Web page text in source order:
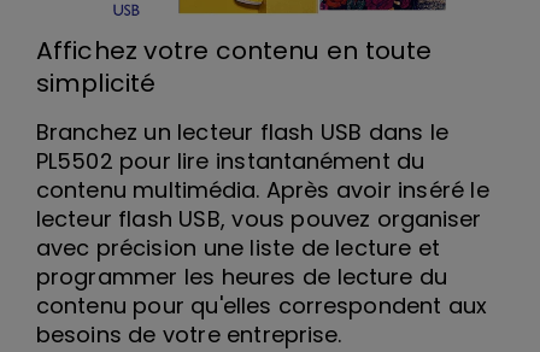
Affichez votre contenu en toute
simplicité
Branchez un lecteur flash USB dans le
PL5502 pour lire instantanément du
contenu multimédia. Après avoir inséré le
lecteur flash USB, vous pouvez organiser
avec précision une liste de lecture et
programmer les heures de lecture du
contenu pour qu'elles correspondent aux
besoins de votre entreprise.